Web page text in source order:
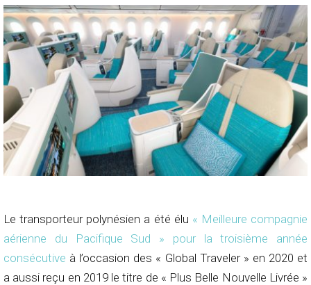
Le transporteur polynésien a été élu « Meilleure compagnie
aérienne du Pacifique Sud » pour la troisième année
consécutive à l’occasion des « Global Traveler » en 2020 et
a aussi reçu en 2019 le titre de « Plus Belle Nouvelle Livrée »